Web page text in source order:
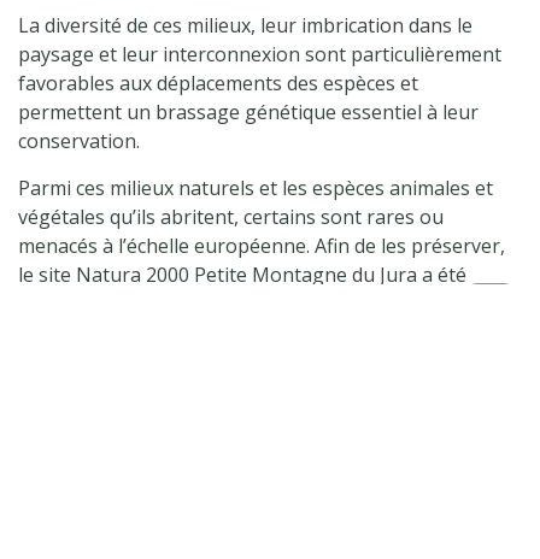
La diversité de ces milieux, leur imbrication dans le
paysage et leur interconnexion sont particulièrement
favorables aux déplacements des espèces et
permettent un brassage génétique essentiel à leur
conservation.
Parmi ces milieux naturels et les espèces animales et
végétales qu’ils abritent, certains sont rares ou
menacés à l’échelle européenne. Afin de les préserver,
le site Natura 2000 Petite Montagne du Jura a été